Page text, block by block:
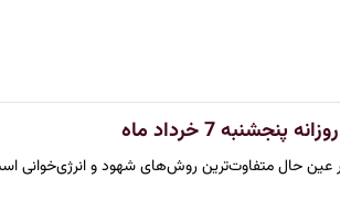
7 خرداد ماه
عین حال متفاوت‌ترین روش‌های شهود و انرژی‌خوانی